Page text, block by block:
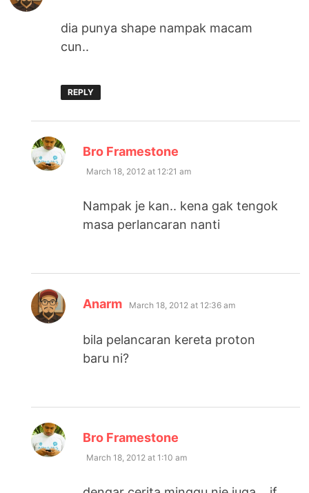
dia punya shape nampak macam
cun..
REPLY
Bro Framestone
March 18, 2012 at 12:21 am
Nampak je kan.. kena gak tengok
masa perlancaran nanti
Anarm says:
March 18, 2012 at 12:36 am
bila pelancaran kereta proton
baru ni?
Bro Framestone
March 18, 2012 at 1:10 am